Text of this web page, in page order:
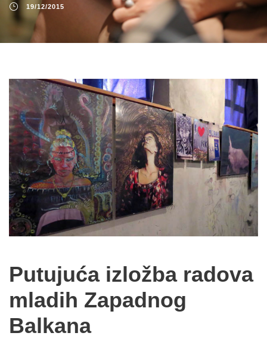
19/12/2015
Putujuća izložba radova
mladih Zapadnog
Balkana